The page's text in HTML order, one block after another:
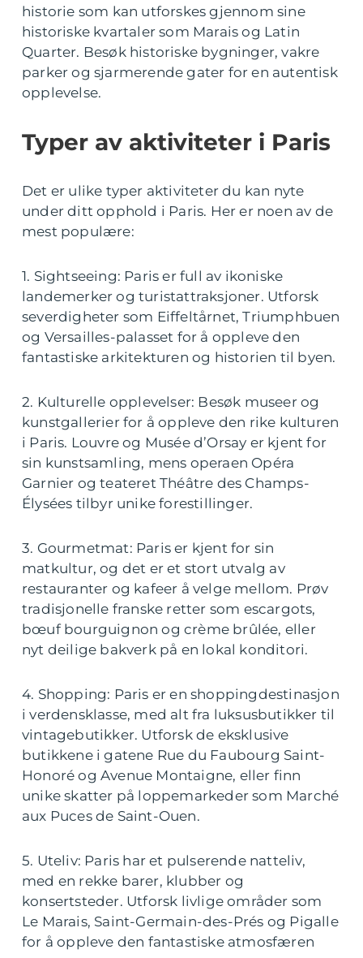
historie som kan utforskes gjennom sine
historiske kvartaler som Marais og Latin
Quarter. Besøk historiske bygninger, vakre
parker og sjarmerende gater for en autentisk
opplevelse.
Typer av aktiviteter i Paris
Det er ulike typer aktiviteter du kan nyte
under ditt opphold i Paris. Her er noen av de
mest populære:
1. Sightseeing: Paris er full av ikoniske
landemerker og turistattraksjoner. Utforsk
severdigheter som Eiffeltårnet, Triumphbuen
og Versailles-palasset for å oppleve den
fantastiske arkitekturen og historien til byen.
2. Kulturelle opplevelser: Besøk museer og
kunstgallerier for å oppleve den rike kulturen
i Paris. Louvre og Musée d’Orsay er kjent for
sin kunstsamling, mens operaen Opéra
Garnier og teateret Théâtre des Champs-
Élysées tilbyr unike forestillinger.
3. Gourmetmat: Paris er kjent for sin
matkultur, og det er et stort utvalg av
restauranter og kafeer å velge mellom. Prøv
tradisjonelle franske retter som escargots,
bœuf bourguignon og crème brûlée, eller
nyt deilige bakverk på en lokal konditori.
4. Shopping: Paris er en shoppingdestinasjon
i verdensklasse, med alt fra luksusbutikker til
vintagebutikker. Utforsk de eksklusive
butikkene i gatene Rue du Faubourg Saint-
Honoré og Avenue Montaigne, eller finn
unike skatter på loppemarkeder som Marché
aux Puces de Saint-Ouen.
5. Uteliv: Paris har et pulserende natteliv,
med en rekke barer, klubber og
konsertsteder. Utforsk livlige områder som
Le Marais, Saint-Germain-des-Prés og Pigalle
for å oppleve den fantastiske atmosfæren